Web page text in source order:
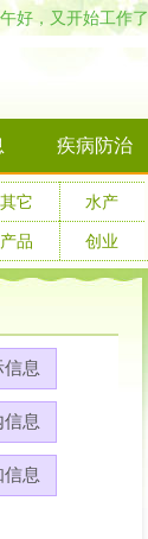
好，又开始工作了
疾病防治
其它 水产
产品 创业
信息
息
息